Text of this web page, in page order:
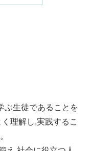
ぶ生徒であることを
理解し,実践するこ